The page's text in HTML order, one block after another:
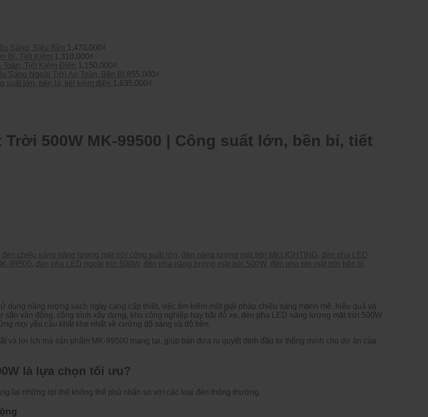
Sáng, Siêu Bền 1,470,000₫
Bỉ, Tiết Kiệm 1,310,000₫
Tiết Kiệm Điện 1,150,000₫
Sáng Ngoài Trời An Toàn, Bền Bỉ 855,000₫
suất lớn, bền bỉ, tiết kiệm điện 1,635,000₫
500W MK-99500 | Công suất lớn, bền bỉ, tiết
đèn chiếu sáng năng lượng mặt trời công suất lớn , đèn năng lượng mặt trời MKLIGHTING, đèn pha LED
99500, đèn pha LED ngoài trời 500W, đèn pha năng lượng mặt trời 500W, đèn pha pin mặt trời bền bỉ
dụng năng lượng sạch ngày càng cấp thiết, việc tìm kiếm một giải pháp chiếu sáng mạnh mẽ, hiệu quả và
sân vận động, công trình xây d ựng, khu công nghiệp hay bãi đỗ xe, đèn pha LED năng lượng mặt trời 500W
mọi yêu cầu khắt khe nhất về cường độ sáng và độ bền.
và l ợi ích mà sản phẩm MK-99500 mang lại, giúp bạn đưa ra quyết định đầu tư thông minh cho d ự án của
là lựa chọn tối ưu?
lại những lợi thế không thể phủ nhận so với các loại đèn thông thường.